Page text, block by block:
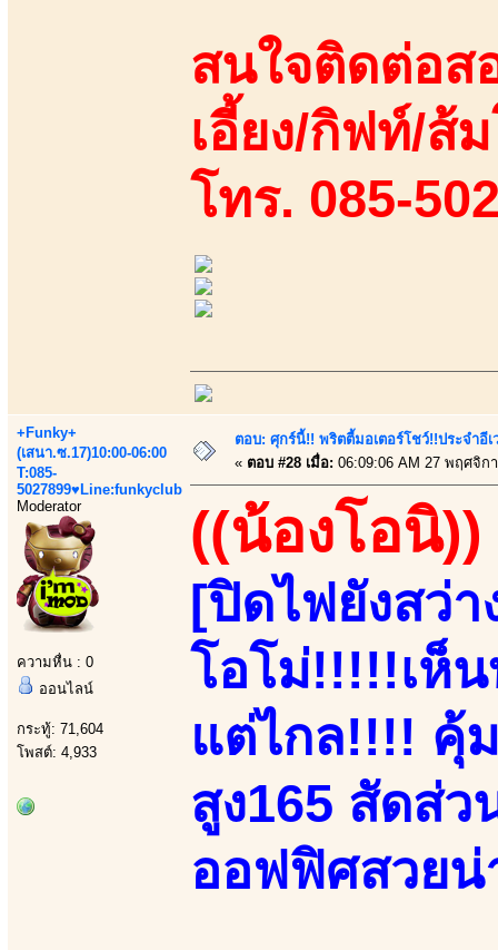
สนใจติดต่อส
เอี้ยง/กิฟท์/ส้
โทร. 085-
+Funky+
(เสนา.ซ.17)10:00-06:00
T:085-
5027899♥Line:funkyclub
Moderator
ความหื่น : 0
ออนไลน์
กระทู้: 71,604
โพสต์: 4,933
ตอบ: ศุกร์นี้!! พริตตี้มอเตอร์โชว์!!ประจำอี
« ตอบ #28 เมื่อ: 06:09:06 AM 27 พฤศจิก
((น้องโอนิ))
[ปิดไฟยังสว่
โอโม่!!!!!เห็
แต่ไกล!!!! คุ้
สูง165 สัดส่ว
ออฟฟิศสวยน่